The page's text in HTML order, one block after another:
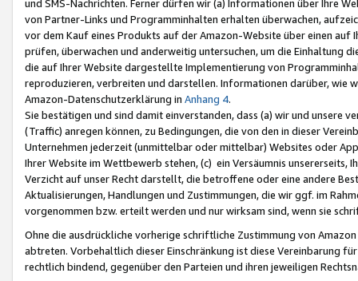
und SMS-Nachrichten. Ferner dürfen wir (a) Informationen über Ihre
von Partner-Links und Programminhalten erhalten überwachen,
vor dem Kauf eines Produkts auf der Amazon-Website über einen
prüfen, überwachen und anderweitig untersuchen, um die Einhaltung
die auf Ihrer Website dargestellte Implementierung von
reproduzieren, verbreiten und darstellen. Informationen darüber, wie
Amazon-Datenschutzerklärung in Anhang 4.
Sie bestätigen und sind damit einverstanden, dass (a) wir und
(Traffic) anregen können, zu Bedingungen, die von den in dieser
Unternehmen jederzeit (unmittelbar oder mittelbar) Websites oder
Ihrer Website im Wettbewerb stehen, (c) ein Versäumnis unsererseits,
Verzicht auf unser Recht darstellt, die betroffene oder eine andere
Aktualisierungen, Handlungen und Zustimmungen, die wir ggf. im
vorgenommen bzw. erteilt werden und nur wirksam sind, wenn sie
Ohne die ausdrückliche vorherige schriftliche Zustimmung von
abtreten. Vorbehaltlich dieser Einschränkung ist diese Vereinbarung
rechtlich bindend, gegenüber den Parteien und ihren jeweiligen